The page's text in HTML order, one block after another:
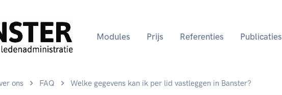
Modules Prijs Referenties Publicaties
ons FAQ Welke gegevens kan ik per lid vastleggen in Banster?